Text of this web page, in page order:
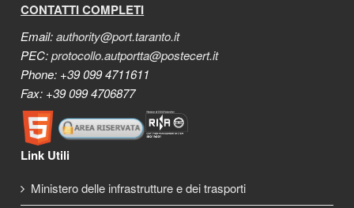
CONTATTI COMPLETI
Email:authority@port.taranto.it
PEC:protocollo.autportta@postecert.it
Phone: +39 099 4711611
Fax: +39 099 4706877
Link Utili
Ministero delle infrastrutture e dei trasporti